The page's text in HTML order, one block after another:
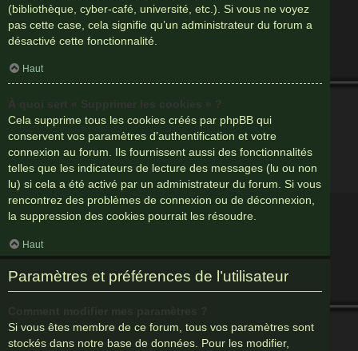
(bibliothèque, cyber-café, université, etc.). Si vous ne voyez
pas cette case, cela signifie qu’un administrateur du forum a
désactivé cette fonctionnalité.
Haut
À quoi sert « Supprimer les cookies » ?
Cela supprime tous les cookies créés par phpBB qui
conservent vos paramètres d’authentification et votre
connexion au forum. Ils fournissent aussi des fonctionnalités
telles que les indicateurs de lecture des messages (lu ou non
lu) si cela a été activé par un administrateur du forum. Si vous
rencontrez des problèmes de connexion ou de déconnexion,
la suppression des cookies pourrait les résoudre.
Haut
Paramètres et préférences de l’utilisateur
Si vous êtes membre de ce forum, tous vos paramètres sont
stockés dans notre base de données. Pour les modifier,